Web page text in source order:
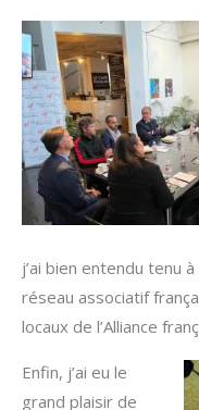
j’ai bien entendu tenu
réseau associatif
locaux de l’Alliance
Enfin, j’ai eu le
grand plaisir de